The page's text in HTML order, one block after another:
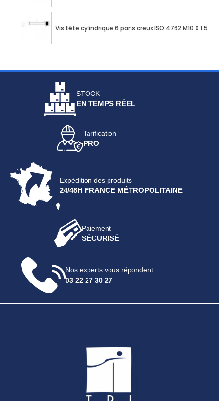
Vis tête cylindrique 6 pans creux ISO 4762 M10 X 1.50
STOCK
EN TEMPS RÉEL
Tarification
PRO
Expédition des produits
24/48H FRANCE MÉTROPOLITAINE
Paiement
SÉCURISÉ
Nos experts vous répondent
03 22 27 30 27